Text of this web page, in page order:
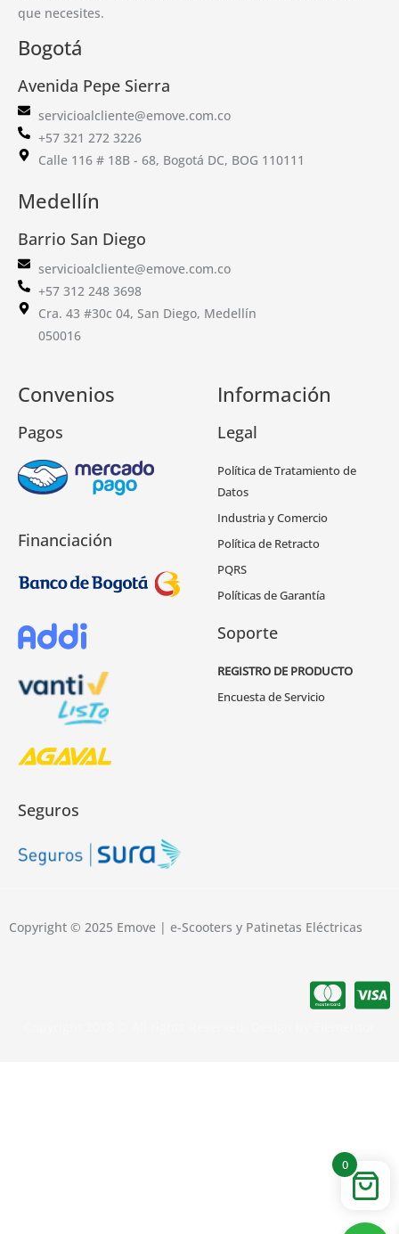
0
que necesites.
Bogotá
Avenida Pepe Sierra
servicioalcliente@emove.com.co
+57 321 272 3226
Calle 116 # 18B - 68, Bogotá DC, BOG 110111
Medellín
Barrio San Diego
servicioalcliente@emove.com.co
+57 312 248 3698
Cra. 43 #30c 04, San Diego, Medellín
050016
Convenios
Pagos
Financiación
Seguros
Información
Legal
Política de Tratamiento de
Datos
Industria y Comercio
Política de Retracto
PQRS
Políticas de Garantía
Soporte
REGISTRO DE PRODUCTO
Encuesta de Servicio
Copyright © 2025 Emove | e-Scooters y Patinetas Eléctricas